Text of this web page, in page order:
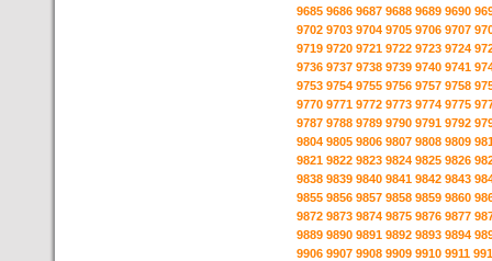
9685 9686 9687 9688 9689 9690
9702 9703 9704 9705 9706 9707
9719 9720 9721 9722 9723 9724
9736 9737 9738 9739 9740 9741
9753 9754 9755 9756 9757 9758
9770 9771 9772 9773 9774 9775
9787 9788 9789 9790 9791 9792
9804 9805 9806 9807 9808 9809
9821 9822 9823 9824 9825 9826
9838 9839 9840 9841 9842 9843
9855 9856 9857 9858 9859 9860
9872 9873 9874 9875 9876 9877
9889 9890 9891 9892 9893 9894
9906 9907 9908 9909 9910 9911